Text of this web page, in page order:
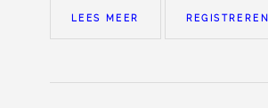
LEES MEER REGISTREREN